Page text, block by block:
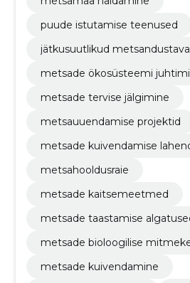
puude istutamise teenused
jätkusuutlikud
metsade ökosüsteemi
metsade tervise jälgimine
metsauuendamise projektid
metsade kuivendamise
metsahooldusraie
metsade kaitsemeetmed
metsade taastamise
metsade bioloogilise
metsade kuivendamine